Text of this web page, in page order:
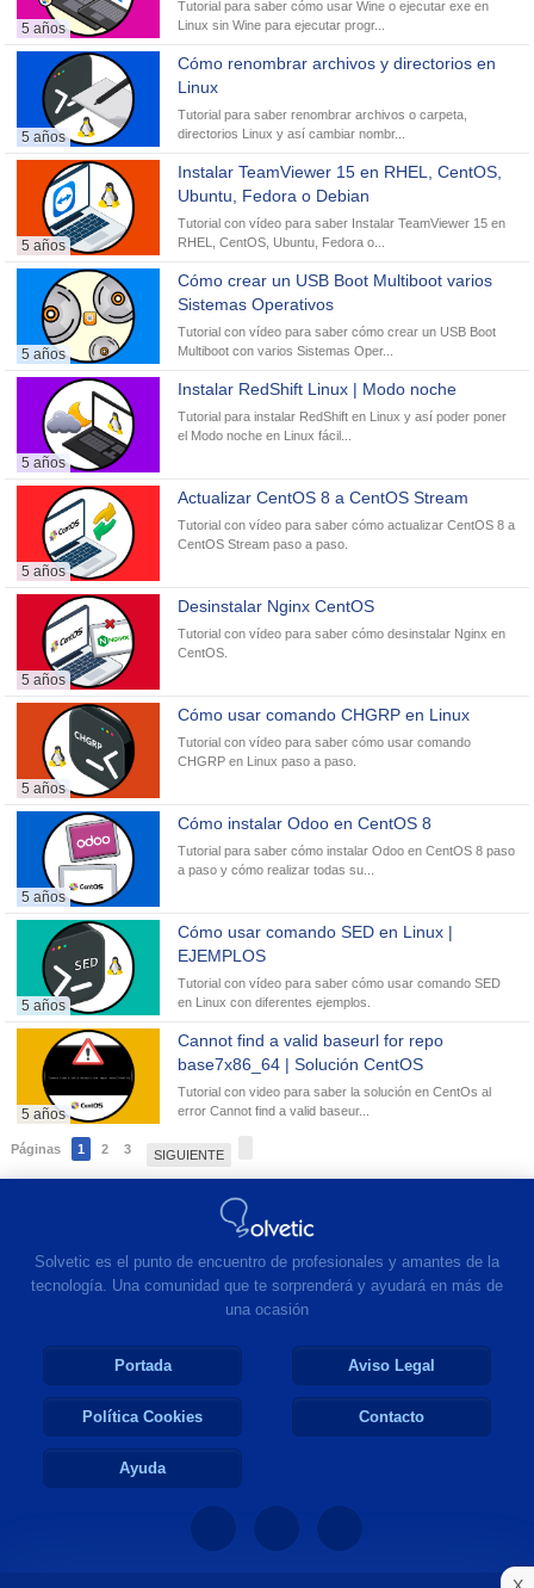
5 años
Tutorial para saber cómo usar Wine o ejecutar exe en
Linux sin Wine para ejecutar progr...
5 años
Cómo renombrar archivos y directorios en
Linux
Tutorial para saber renombrar archivos o carpeta,
directorios Linux y así cambiar nombr...
5 años
Instalar TeamViewer 15 en RHEL, CentOS,
Ubuntu, Fedora o Debian
Tutorial con vídeo para saber Instalar TeamViewer 15 en
RHEL, CentOS, Ubuntu, Fedora o...
5 años
Cómo crear un USB Boot Multiboot varios
Sistemas Operativos
Tutorial con vídeo para saber cómo crear un USB Boot
Multiboot con varios Sistemas Oper...
5 años
Instalar RedShift Linux | Modo noche
Tutorial para instalar RedShift en Linux y así poder poner
el Modo noche en Linux fácil...
5 años
Actualizar CentOS 8 a CentOS Stream
Tutorial con vídeo para saber cómo actualizar CentOS 8 a
CentOS Stream paso a paso.
5 años
Desinstalar Nginx CentOS
Tutorial con vídeo para saber cómo desinstalar Nginx en
CentOS.
5 años
Cómo usar comando CHGRP en Linux
Tutorial con vídeo para saber cómo usar comando
CHGRP en Linux paso a paso.
5 años
Cómo instalar Odoo en CentOS 8
Tutorial para saber cómo instalar Odoo en CentOS 8 paso
a paso y cómo realizar todas su...
5 años
Cómo usar comando SED en Linux |
EJEMPLOS
Tutorial con vídeo para saber cómo usar comando SED
en Linux con diferentes ejemplos.
5 años
Cannot find a valid baseurl for repo
base7x86_64 | Solución CentOS
Tutorial con video para saber la solución en CentOs al
error Cannot find a valid baseur...
Páginas 1 2 3 SIGUIENTE
Solvetic es el punto de encuentro de profesionales y amantes de la
tecnología. Una comunidad que te sorprenderá y ayudará en más de
una ocasión
Portada Aviso Legal
Política Cookies Contacto
Ayuda